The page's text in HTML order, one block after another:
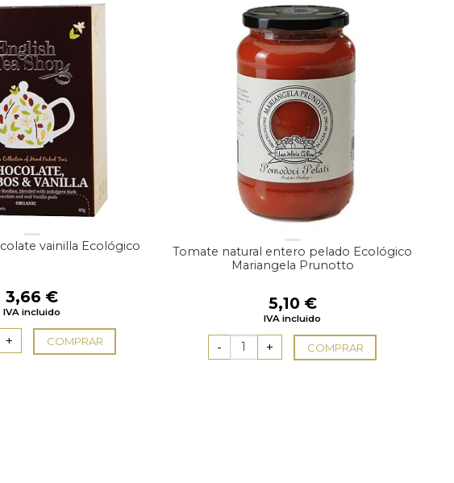
vainilla Ecológico
3,66 €
IVA incluido
COMPRAR
Tomate natural entero pelado Ecológico
Mariangela Prunotto
5,10 €
IVA incluido
COMPRAR